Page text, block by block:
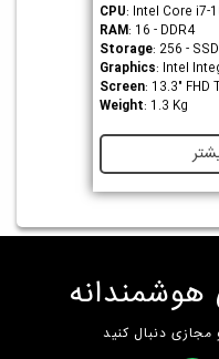
CPU: Intel Core i7-
RAM: 16 - DDR4
Storage: 256 - SSD
Graphics: Intel
Screen: 13.3"
Weight: 1.3 Kg
هوشمندانه
دنبال کنید